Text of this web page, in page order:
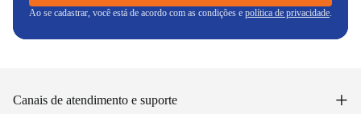
Ao se cadastrar, você está de acordo com as condições e política de privacidade.
Canais de atendimento e suporte +